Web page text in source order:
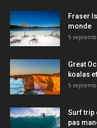
Fraser
monde
5
Great
koalas
5
Surf trip
pas